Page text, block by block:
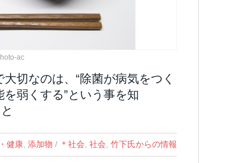
ac
切なのは、“除菌が病気をつく
弱くする”という事を知
健康, 添加物 / ＊社会 社会 竹下氏からの情報